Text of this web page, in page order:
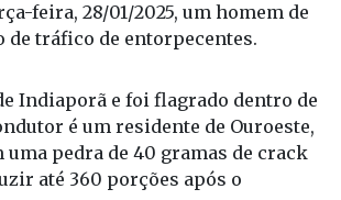
feira, 28/01/2025, um homem de
de tráfico de entorpecentes.
Indiaporã e foi flagrado dentro de
é um residente de Ouroeste,
uma pedra de 40 gramas de crack
até 360 porções após o